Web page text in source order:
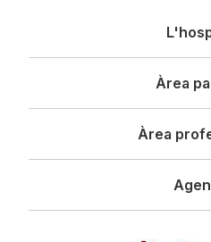
principal
Àrea
Àrea